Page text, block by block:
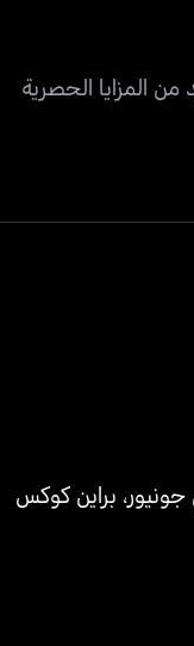
المزايا الحصرية
، براين كوكس